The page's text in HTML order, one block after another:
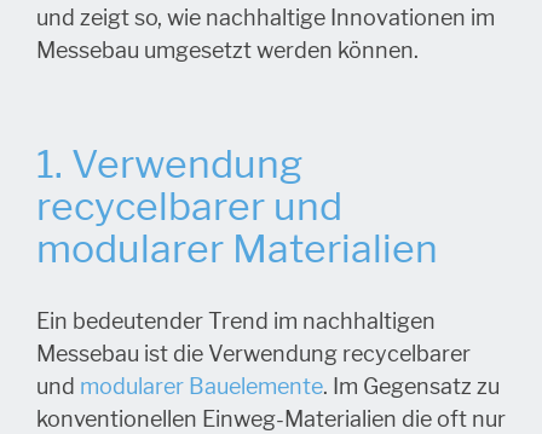
und zeigt so, wie nachhaltige Innovationen im
Messebau umgesetzt werden können.
1. Verwendung
recycelbarer und
modularer Materialien
Ein bedeutender Trend im nachhaltigen
Messebau ist die Verwendung recycelbarer
und modularer Bauelemente. Im Gegensatz zu
konventionellen Einweg-Materialien die oft nur